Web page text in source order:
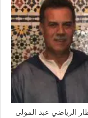
الرياضي عبد المولى